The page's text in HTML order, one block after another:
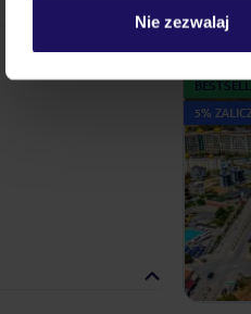
Nie zezwalaj
5%